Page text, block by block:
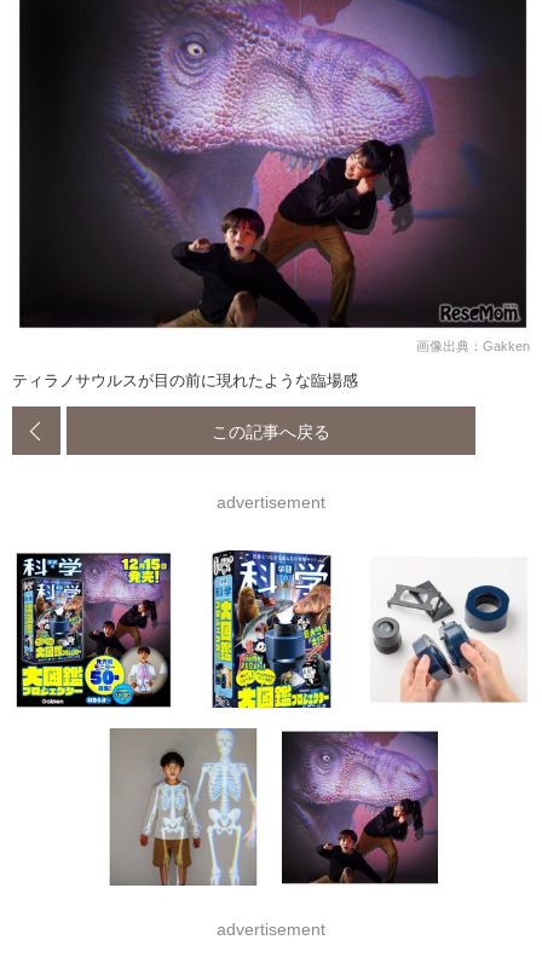
画像出典：Gakken
ティラノサウルスが目の前に現れたような臨場感
この記事へ戻る
advertisement
advertisement